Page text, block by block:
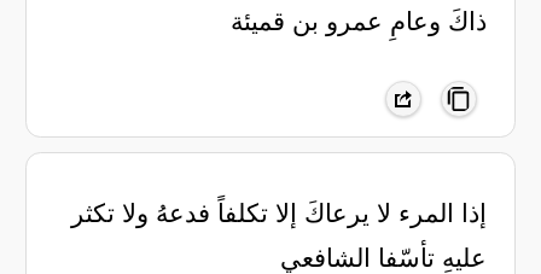
ذاكَ وعامِ ‏عمرو بن قميئة
إذا المرء لا يرعاكَ إلا تكلفاً فدعهُ ولا تكثر
عليهِ تأسّفا الشافعي